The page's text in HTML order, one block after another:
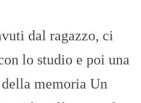
dal ragazzo, ci
lo studio e poi una
memoria Un